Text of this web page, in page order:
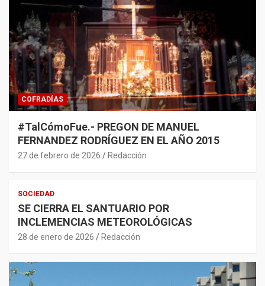
COFRADÍAS
#TalCómoFue.- PREGON DE MANUEL
FERNANDEZ RODRÍGUEZ EN EL AÑO 2015
27 de febrero de 2026 Redacción
SOCIEDAD
SE CIERRA EL SANTUARIO POR
INCLEMENCIAS METEOROLÓGICAS
28 de enero de 2026 Redacción